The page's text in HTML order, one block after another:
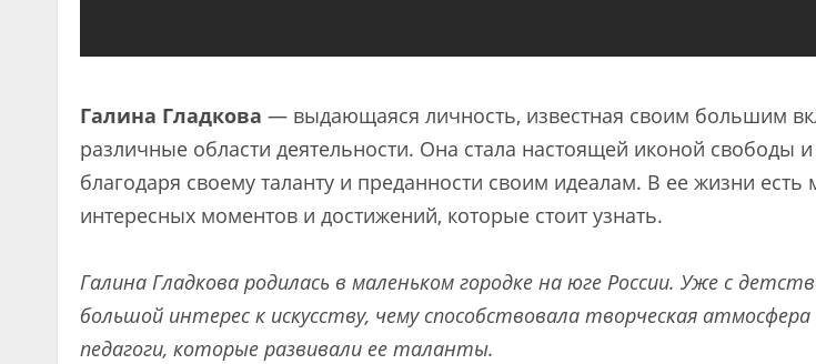
Галина Гладкова — выдающаяся личность, известная своим большим
различные области деятельности. Она стала настоящей иконой свободы
благодаря своему таланту и преданности своим идеалам. В ее жизни есть
интересных моментов и достижений, которые стоит узнать.
Галина Гладкова родилась в маленьком городке на юге России. Уже с
большой интерес к искусству, чему способствовала творческая атмосфера
педагоги, которые развивали ее таланты.